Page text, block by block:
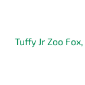
Tuffy Jr Zoo